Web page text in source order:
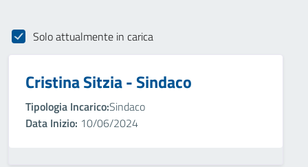
Solo attualmente in carica
Cristina Sitzia - Sindaco
Tipologia Incarico:Sindaco
Data Inizio: 10/06/2024